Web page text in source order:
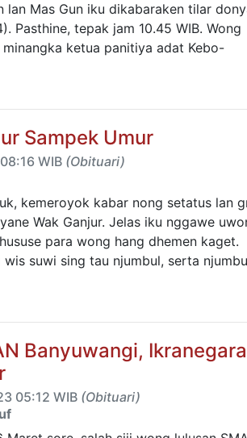
lan Mas Gun iku dikabaraken tilar
Pasthine, tepak jam 10.45 WIB. Wong
ketua panitiya adat Kebo-
Sampek Umur
WIB (Obituari)
kemeroyok kabar nong setatus lan
Wak Ganjur. Jelas iku nggawe
para wong hang dhemen kaget.
suwi sing tau njumbul, serta
Banyuwangi,
05:12 WIB (Obituari)